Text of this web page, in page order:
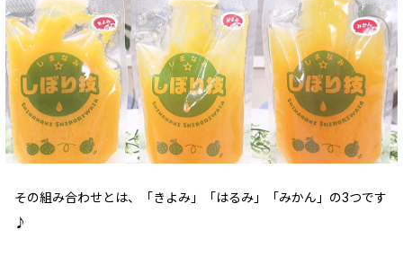
その組み合わせとは、「きよみ」「はるみ」「みかん」の3つです
♪